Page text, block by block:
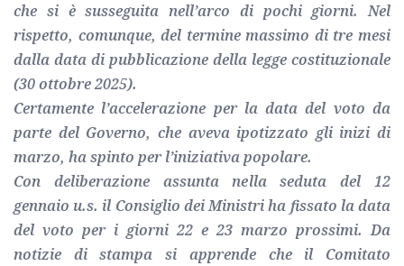
che si è susseguita nell’arco di pochi giorni. Nel
rispetto, comunque, del termine massimo di tre mesi
dalla data di pubblicazione della legge costituzionale
(30 ottobre 2025).
Certamente l’accelerazione per la data del voto da
parte del Governo, che aveva ipotizzato gli inizi di
marzo, ha spinto per l’iniziativa popolare.
Con deliberazione assunta nella seduta del 12
gennaio u.s. il Consiglio dei Ministri ha fissato la data
del voto per i giorni 22 e 23 marzo prossimi. Da
notizie di stampa si apprende che il Comitato